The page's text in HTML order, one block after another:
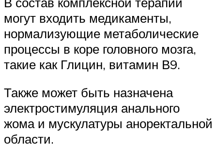
могут входить медикаменты,
нормализующие метаболические
процессы в коре головного мозга,
такие как Глицин, витамин В9.
Также может быть назначена
электростимуляция анального
жома и мускулатуры аноректальной
области.